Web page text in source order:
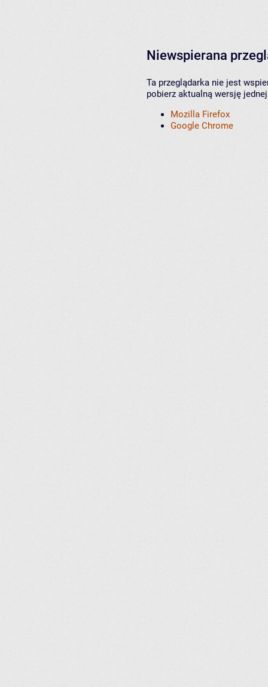
Niewspierana
Ta przeglądarka nie jest
pobierz aktualną wersję
Mozilla Firefox
Google Chrome